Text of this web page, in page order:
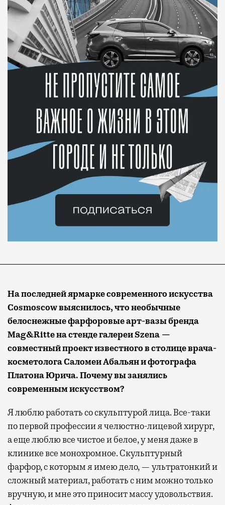
На последней ярмарке современного искусства
Cosmoscow выяснилось, что необычные
белоснежные фарфоровые арт-вазы бренда
Mag&Ritte на стенде галереи Szena —
совместный проект известного в столице врача-
косметолога Саломеи Абальян и фотографа
Платона Юрича. Почему вы занялись
современным искусством?
Я люблю работать со скульптурой лица. Все-таки
по первой профессии я челюстно-лицевой хирург,
а еще люблю все чистое и белое, у меня даже в
клинике все монохромное. Скульптурный
фарфор, с которым я имею дело, — ультратонкий и
сложный материал, работать с ним можно только
вручную, и мне это приносит массу удовольствия.